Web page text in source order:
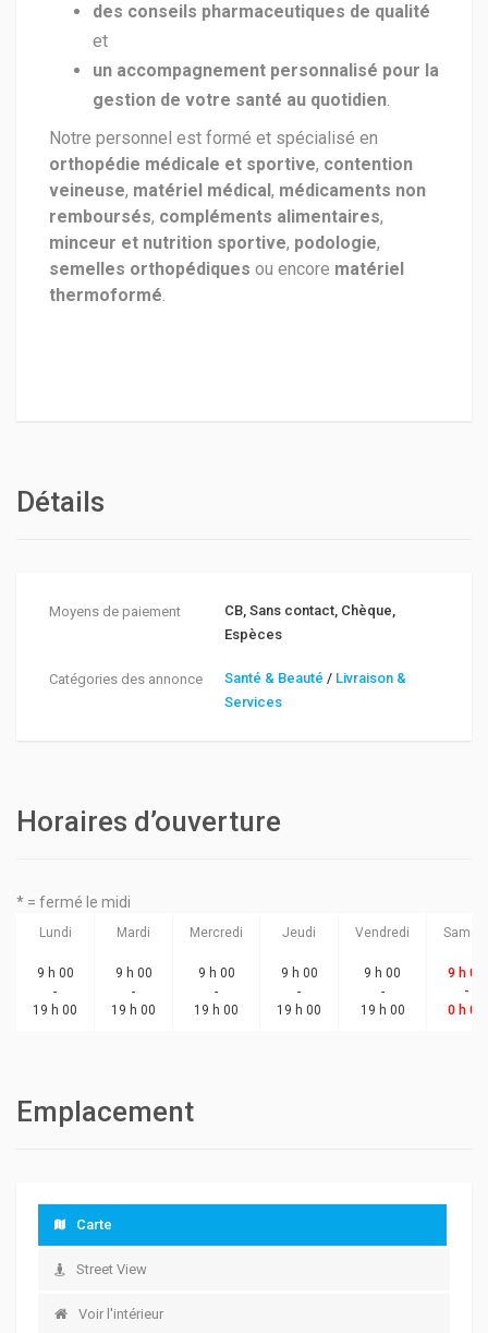
des conseils pharmaceutiques de qualité
et
un accompagnement personnalisé pour la
gestion de votre santé au quotidien.
Notre personnel est formé et spécialisé en
orthopédie médicale et sportive, contention
veineuse, matériel médical, médicaments non
remboursés, compléments alimentaires,
minceur et nutrition sportive, podologie,
semelles orthopédiques ou encore matériel
thermoformé.
Détails
Moyens de paiement
CB, Sans contact, Chèque,
Espèces
Catégories des annonce Santé & Beauté / Livraison &
Services
Horaires d’ouverture
* = fermé le midi
Lundi Mardi Mercredi Jeudi Vendredi Samedi
9 h 00
-
19 h 00
9 h 00
-
19 h 00
9 h 00
-
19 h 00
9 h 00
-
19 h 00
9 h 00
-
19 h 00
9 h 00
-
0 h 00
Emplacement
Carte
Street View
Voir l'intérieur